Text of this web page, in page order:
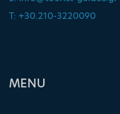
T: +30.210-3220090
ΜΕΝU